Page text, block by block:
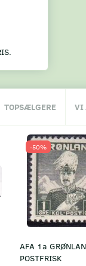
TOPSÆLGERE VI
-50%
AFA 1a
POSTFRISK